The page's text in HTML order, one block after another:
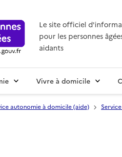
Le site officiel
pour les personnes
aidants
Vivre à domicile
autonomie à domicile (aide)